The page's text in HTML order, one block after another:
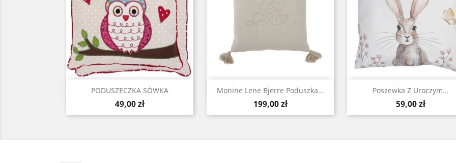
PODUSZECZKA SÓWKA
Cena
49,00 zł
Szybki podgląd Monine Lene Bjerre Poduszka...
Cena
199,00 zł
Szybki podgląd Poszewka Z Uroczym...
Cena
59,00 zł
Szybki podgląd